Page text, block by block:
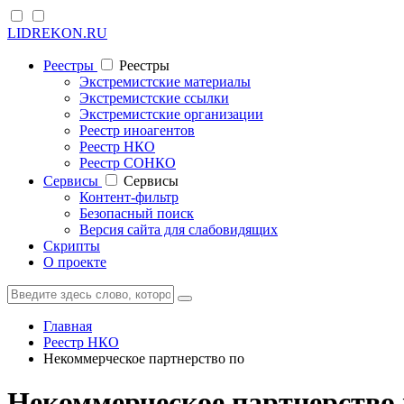
LIDREKON.RU
Реестры
Реестры
Экстремистские материалы
Экстремистские ссылки
Экстремистские организации
Реестр иноагентов
Реестр НКО
Реестр СОНКО
Cервисы
Cервисы
Контент-фильтр
Безопасный поиск
Версия сайта для слабовидящих
Скрипты
О проекте
Главная
Реестр НКО
Некоммерческое партнерство по